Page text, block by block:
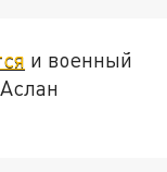
и военный